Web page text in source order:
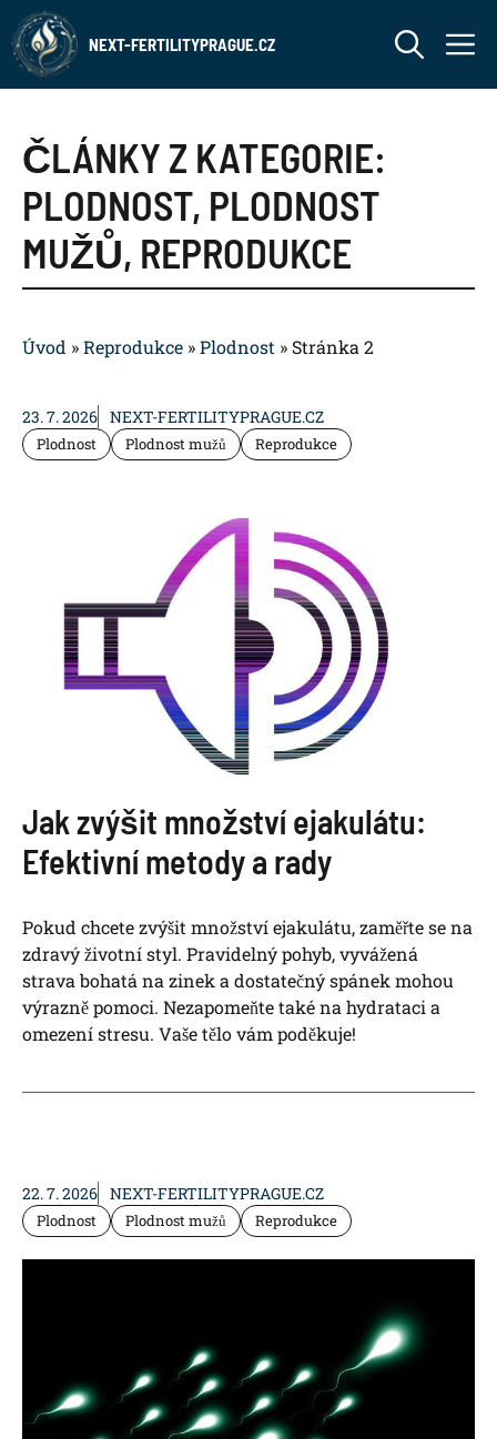
Přeskočit
na
obsah
NEXT-FERTILITYPRAGUE.CZ
ČLÁNKY Z KATEGORIE:
PLODNOST, PLODNOST
MUŽŮ, REPRODUKCE
Úvod »Reprodukce »Plodnost » Stránka 2
23. 7. 2026 NEXT-FERTILITYPRAGUE.CZ
Plodnost Plodnost mužů Reprodukce
Jak zvýšit množství ejakulátu:
Efektivní metody a rady
Pokud chcete zvýšit množství ejakulátu, zaměřte se na
zdravý životní styl. Pravidelný pohyb, vyvážená
strava bohatá na zinek a dostatečný spánek mohou
výrazně pomoci. Nezapomeňte také na hydrataci a
omezení stresu. Vaše tělo vám poděkuje!
22. 7. 2026 NEXT-FERTILITYPRAGUE.CZ
Plodnost Plodnost mužů Reprodukce